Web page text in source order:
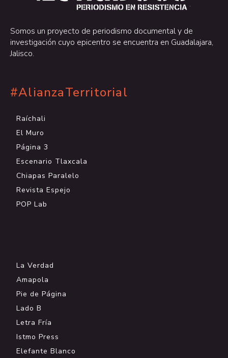
.
Somos un proyecto de periodismo documental y de
investigación cuyo epicentro se encuentra en Guadalajara,
Jalisco.
#AlianzaTerritorial
Raíchali
El Muro
Página 3
Escenario Tlaxcala
Chiapas Paralelo
Revista Espejo
POP Lab
La Verdad
Amapola
Pie de Página
Lado B
Letra Fría
Istmo Press
Elefante Blanco